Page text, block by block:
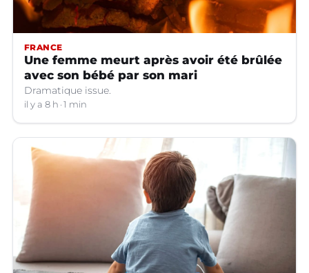
FRANCE
Une femme meurt après avoir été brûlée
avec son bébé par son mari
Dramatique issue.
il y a 8 h 1 min